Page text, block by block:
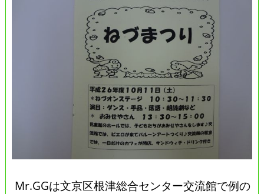
Mr.GGは文京区根津総合センター交流館で例の